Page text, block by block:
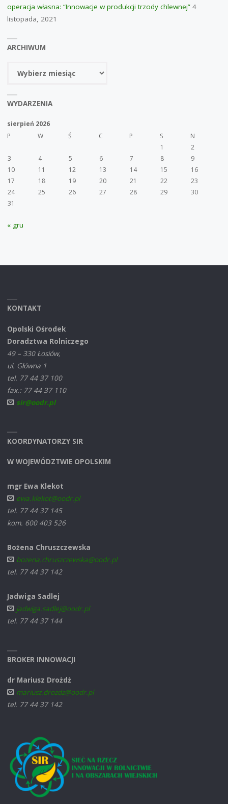
operacja własna: “Innowacje w produkcji trzody chlewnej” 4
listopada, 2021
ARCHIWUM
WYDARZENIA
sierpień 2026
P
W Ś C P S
N
1
2
3
4 5 6 7 8
9
10
11 12 13 14 15
16
17
18 19 20 21 22
23
24
25 26 27 28 29
30
31
« gru
KONTAKT
Opolski Ośrodek
Doradztwa Rolniczego
49 – 330 Łosiów,
ul. Główna 1
tel. 77 44 37 100
fax.: 77 44 37 110
sir@oodr.pl
KOORDYNATORZY SIR
W WOJEWÓDZTWIE OPOLSKIM
mgr Ewa Klekot
ewa.klekot@oodr.pl
tel. 77 44 37 145
kom. 600 403 526
Bożena Chruszczewska
bozena.chruszczewska@oodr.pl
tel. 77 44 37 142
Jadwiga Sadlej
jadwiga.sadlej@oodr.pl
tel. 77 44 37 144
BROKER INNOWACJI
dr Mariusz Drożdż
mariusz.drozdz@oodr.pl
tel. 77 44 37 142